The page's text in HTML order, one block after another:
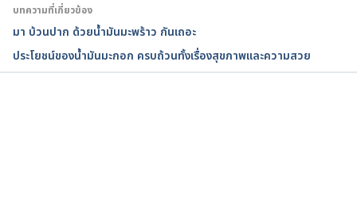
Accessed 6 November 2019
บทความที่เกี่ยวข้อง
มา บ้วนปาก ด้วยน้ำมันมะพร้าว กันเถอะ
ประโยชน์ของน้ำมันมะกอก ครบถ้วนทั้งเรื่องสุขภาพและความสวย